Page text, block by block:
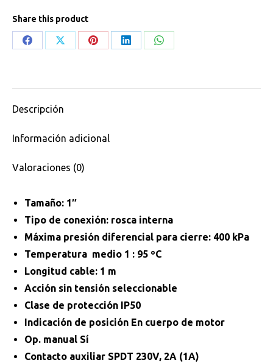
motorizada
VC6613M
230v
cantidad
Share this product
Share
Share
Share
Share
Share
Descripción
Información adicional
Valoraciones (0)
Tamaño: 1″
Tipo de conexión: rosca interna
Máxima presión diferencial para cierre: 400 kPa
Temperatura medio 1 : 95 ºC
Longitud cable: 1 m
Acción sin tensión seleccionable
Clase de protección IP50
Indicación de posición En cuerpo de motor
Op. manual Sí
Contacto auxiliar SPDT 230V, 2A (1A)